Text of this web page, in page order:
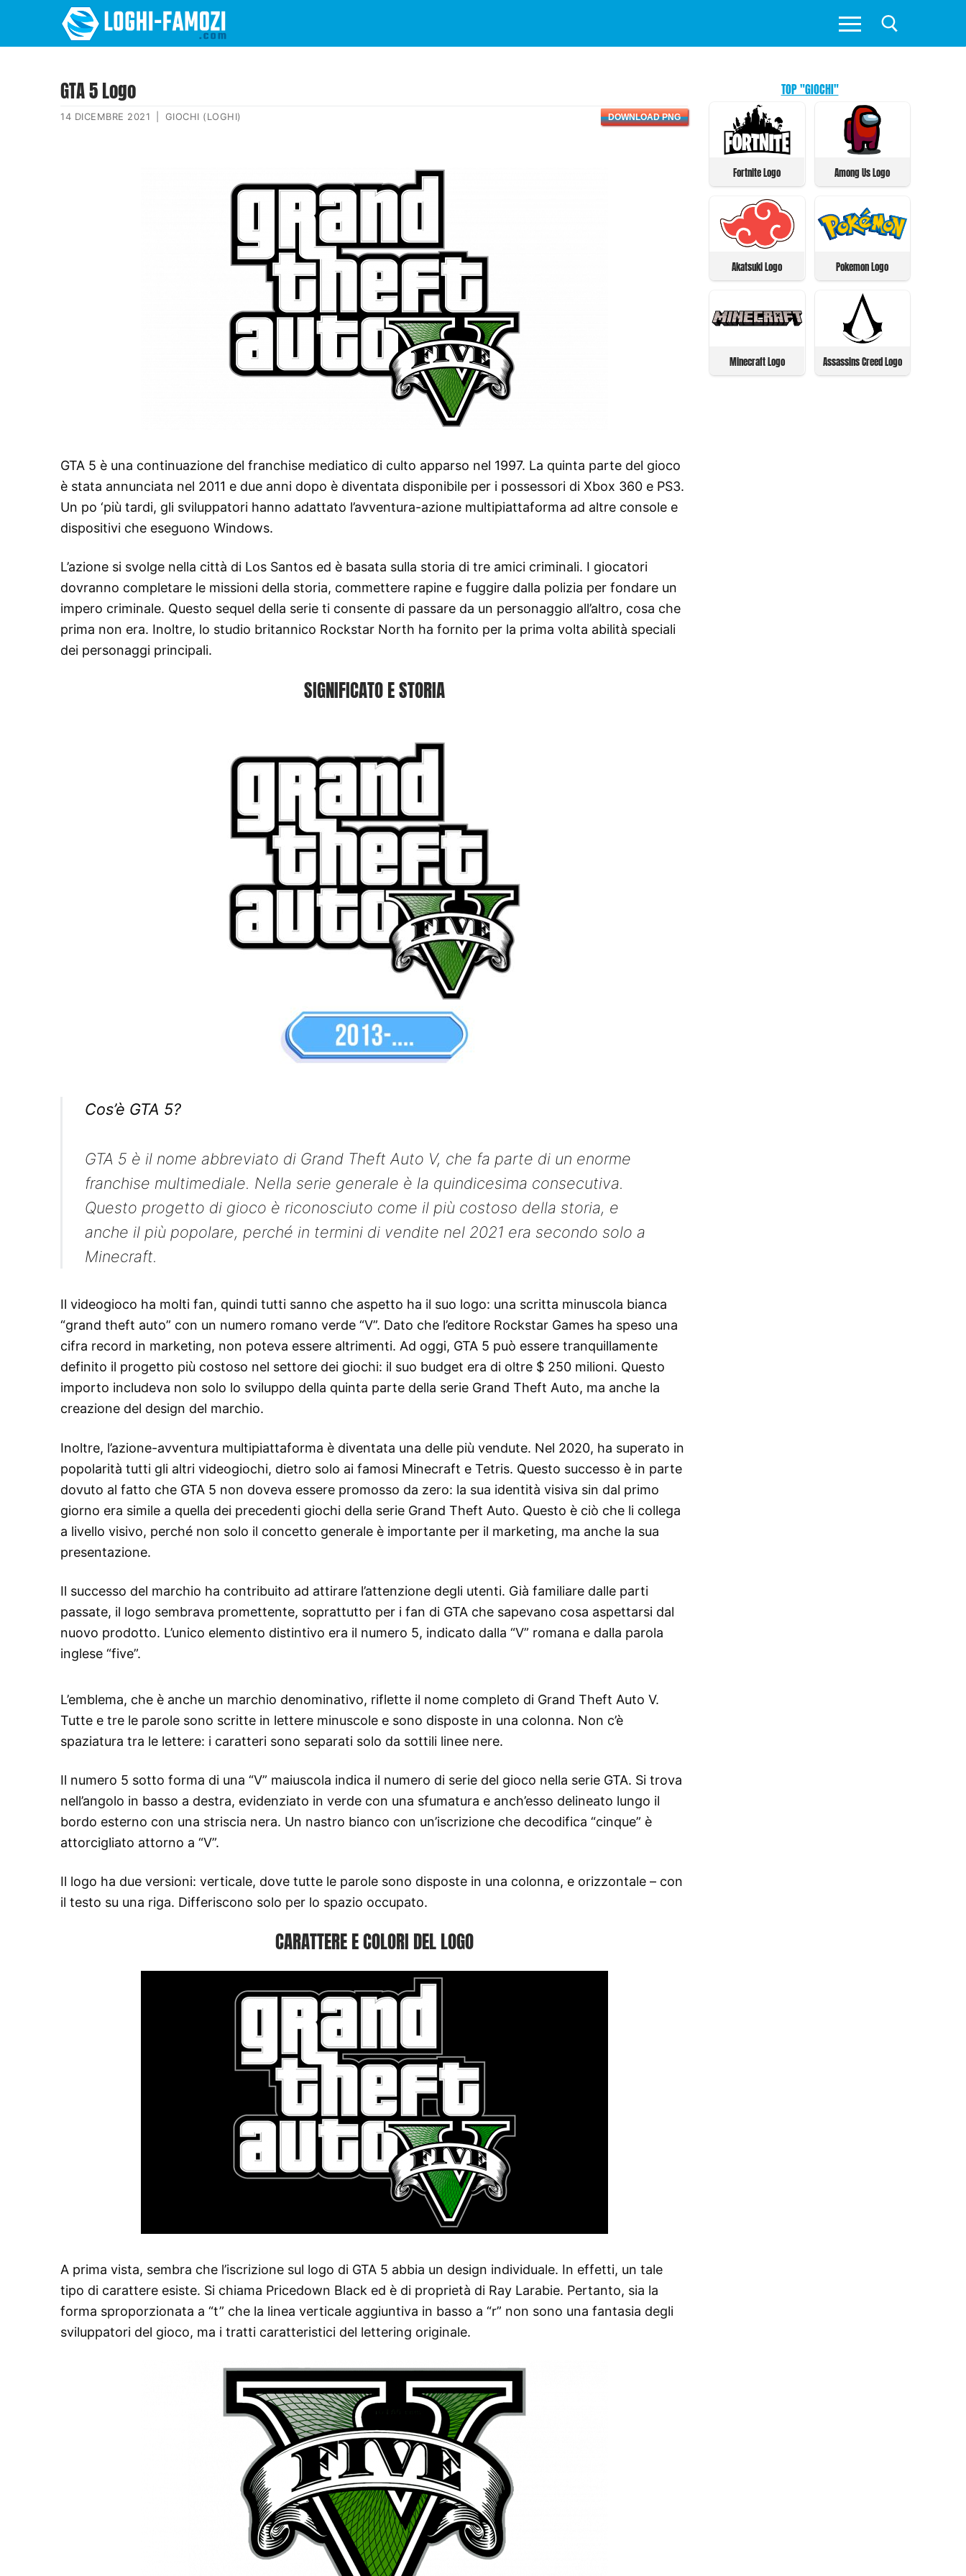
GTA 5 Logo
14 DICEMBRE 2021 GIOCHI (LOGHI) DOWNLOAD PNG
GTA 5 è una continuazione del franchise mediatico di culto apparso nel 1997. La quinta parte del gioco
è stata annunciata nel 2011 e due anni dopo è diventata disponibile per i possessori di Xbox 360 e PS3.
Un po ‘più tardi, gli sviluppatori hanno adattato l’avventura-azione multipiattaforma ad altre console e
dispositivi che eseguono Windows.
L’azione si svolge nella città di Los Santos ed è basata sulla storia di tre amici criminali. I giocatori
dovranno completare le missioni della storia, commettere rapine e fuggire dalla polizia per fondare un
impero criminale. Questo sequel della serie ti consente di passare da un personaggio all’altro, cosa che
prima non era. Inoltre, lo studio britannico Rockstar North ha fornito per la prima volta abilità speciali
dei personaggi principali.
SIGNIFICATO E STORIA
Cos’è GTA 5?
GTA 5 è il nome abbreviato di Grand Theft Auto V, che fa parte di un enorme
franchise multimediale. Nella serie generale è la quindicesima consecutiva.
Questo progetto di gioco è riconosciuto come il più costoso della storia, e
anche il più popolare, perché in termini di vendite nel 2021 era secondo solo a
Minecraft.
Il videogioco ha molti fan, quindi tutti sanno che aspetto ha il suo logo: una scritta minuscola bianca
“grand theft auto” con un numero romano verde “V”. Dato che l’editore Rockstar Games ha speso una
cifra record in marketing, non poteva essere altrimenti. Ad oggi, GTA 5 può essere tranquillamente
definito il progetto più costoso nel settore dei giochi: il suo budget era di oltre $ 250 milioni. Questo
importo includeva non solo lo sviluppo della quinta parte della serie Grand Theft Auto, ma anche la
creazione del design del marchio.
Inoltre, l’azione-avventura multipiattaforma è diventata una delle più vendute. Nel 2020, ha superato in
popolarità tutti gli altri videogiochi, dietro solo ai famosi Minecraft e Tetris. Questo successo è in parte
dovuto al fatto che GTA 5 non doveva essere promosso da zero: la sua identità visiva sin dal primo
giorno era simile a quella dei precedenti giochi della serie Grand Theft Auto. Questo è ciò che li collega
a livello visivo, perché non solo il concetto generale è importante per il marketing, ma anche la sua
presentazione.
Il successo del marchio ha contribuito ad attirare l’attenzione degli utenti. Già familiare dalle parti
passate, il logo sembrava promettente, soprattutto per i fan di GTA che sapevano cosa aspettarsi dal
nuovo prodotto. L’unico elemento distintivo era il numero 5, indicato dalla “V” romana e dalla parola
inglese “five”.
L’emblema, che è anche un marchio denominativo, riflette il nome completo di Grand Theft Auto V.
Tutte e tre le parole sono scritte in lettere minuscole e sono disposte in una colonna. Non c’è
spaziatura tra le lettere: i caratteri sono separati solo da sottili linee nere.
Il numero 5 sotto forma di una “V” maiuscola indica il numero di serie del gioco nella serie GTA. Si trova
nell’angolo in basso a destra, evidenziato in verde con una sfumatura e anch’esso delineato lungo il
bordo esterno con una striscia nera. Un nastro bianco con un’iscrizione che decodifica “cinque” è
attorcigliato attorno a “V”.
Il logo ha due versioni: verticale, dove tutte le parole sono disposte in una colonna, e orizzontale – con
il testo su una riga. Differiscono solo per lo spazio occupato.
CARATTERE E COLORI DEL LOGO
A prima vista, sembra che l’iscrizione sul logo di GTA 5 abbia un design individuale. In effetti, un tale
tipo di carattere esiste. Si chiama Pricedown Black ed è di proprietà di Ray Larabie. Pertanto, sia la
forma sproporzionata a “t” che la linea verticale aggiuntiva in basso a “r” non sono una fantasia degli
sviluppatori del gioco, ma i tratti caratteristici del lettering originale.
TOP "GIOCHI"
Fortnite Logo Among Us Logo
Akatsuki Logo Pokemon Logo
Minecraft Logo Assassins Creed Logo